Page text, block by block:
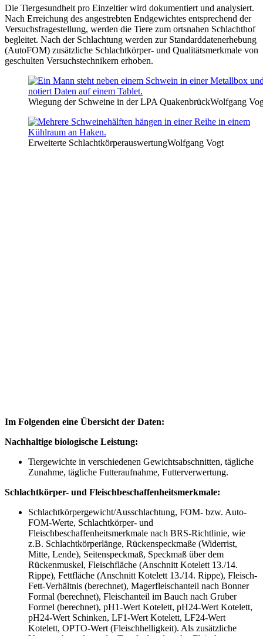
Die Tiergesundheit pro Einzeltier wird dokumentiert und analysiert.
Nach Erreichung des angestrebten Endgewichtes entsprechend der
Versuchsfragestellung, werden die Tiere zum ortsnahen Schlachthof
begleitet. Nach der Schlachtung werden zur Standarddatenerhebung
(AutoFOM) zusätzliche Schlachtkörper- und Qualitätsmerkmale von
geschulten Versuchstechnikern erhoben.
Wiegung der Schweine in der LPA QuakenbrückWolfgang
Erweiterte SchlachtkörperauswertungWolfgang Vogt
Im Folgenden eine Übersicht der Daten:
Nachhaltige biologische Leistung:
Tiergewichte in verschiedenen Gewichtsabschnitten, tägliche
Zunahme, tägliche Futteraufnahme, Futterverwertung.
Schlachtkörper- und Fleischbeschaffenheitsmerkmale:
Schlachtkörpergewicht/Ausschlachtung, FOM- bzw. Auto-
FOM-Werte, Schlachtkörper- und
Fleischbeschaffenheitsmerkmale nach BRS-Richtlinie, wie
z.B. Schlachtkörperlänge, Rückenspeckmaße (Widerrist,
Mitte, Lende), Seitenspeckmaß, Speckmaß über dem
Rückenmuskel, Fleischfläche (Anschnitt Kotelett 13./14.
Rippe), Fettfläche (Anschnitt Kotelett 13./14. Rippe), Fleisch-
Fett-Verhältnis (berechnet), Magerfleischanteil nach Bonner
Formal (berechnet), Fleischanteil im Bauch nach Gruber
Formel (berechnet), pH1-Wert Kotelett, pH24-Wert Kotelett,
pH24-Wert Schinken, LF1-Wert Kotelett, LF24-Wert
Kotelett, OPTO-Wert (Fleischhelligkeit). Als zusätzliche